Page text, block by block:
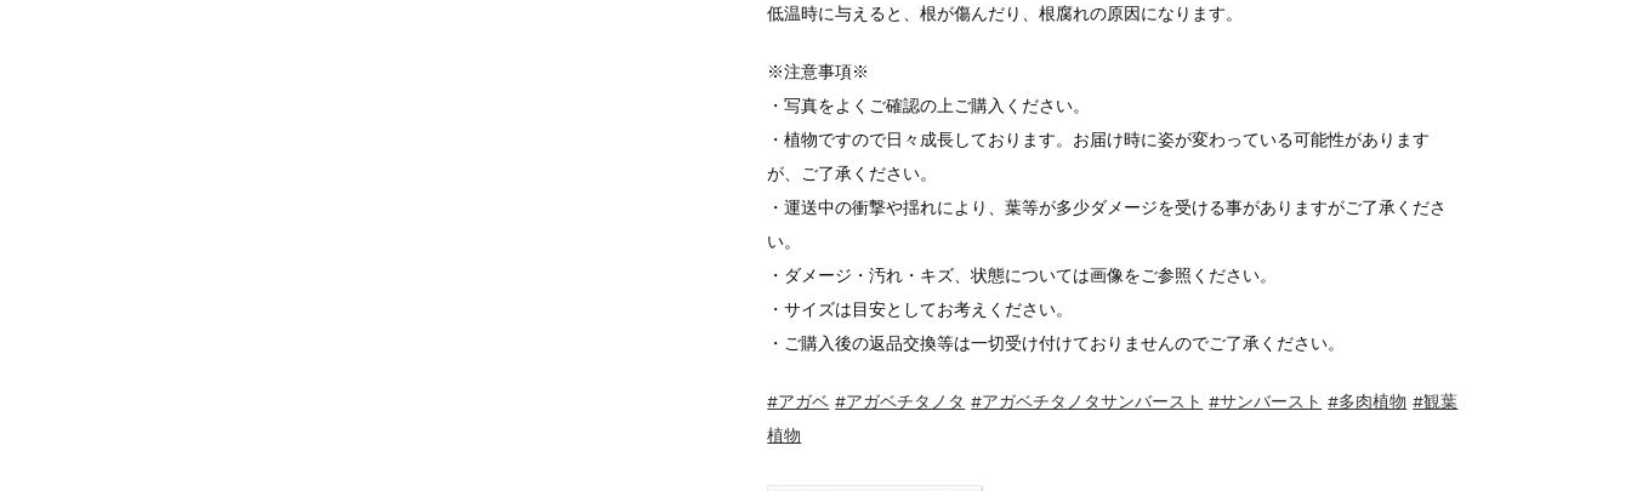
低温時に与えると、根が傷んだり、根腐れの原因になります。
※注意事項※
・写真をよくご確認の上ご購入ください。
・植物ですので日々成長しております。お届け時に姿が変わっている可能性があります
が、ご了承ください。
・運送中の衝撃や揺れにより、葉等が多少ダメージを受ける事がありますがご了承くださ
い。
・ダメージ・汚れ・キズ、状態については画像をご参照ください。
・サイズは目安としてお考えください。
・ご購入後の返品交換等は一切受け付けておりませんのでご了承ください。
#アガベ #アガベチタノタ #アガベチタノタサンバースト #サンバースト #多肉植物 #観葉
植物